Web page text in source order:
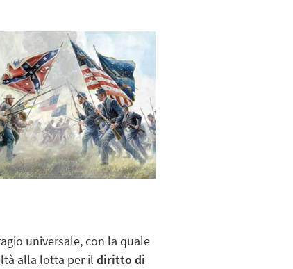
universale, con la quale
alla lotta per ildiritto di